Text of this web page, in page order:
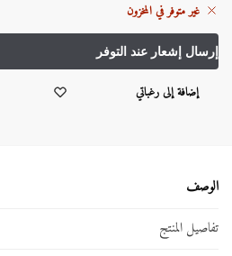
غير متوفر في المخزون
إضافة إلى رغباتي
الوصف
تفاصيل المنتج